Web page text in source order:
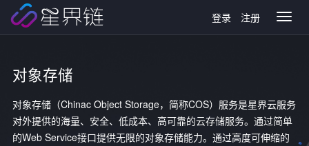
登录 注册
对象存储
对象存储（Chinac Object Storage，简称COS）服务是星界云服务
对外提供的海量、安全、低成本、高可靠的云存储服务。通过简单
的Web Service接口提供无限的对象存储能力。通过高度可伸缩的